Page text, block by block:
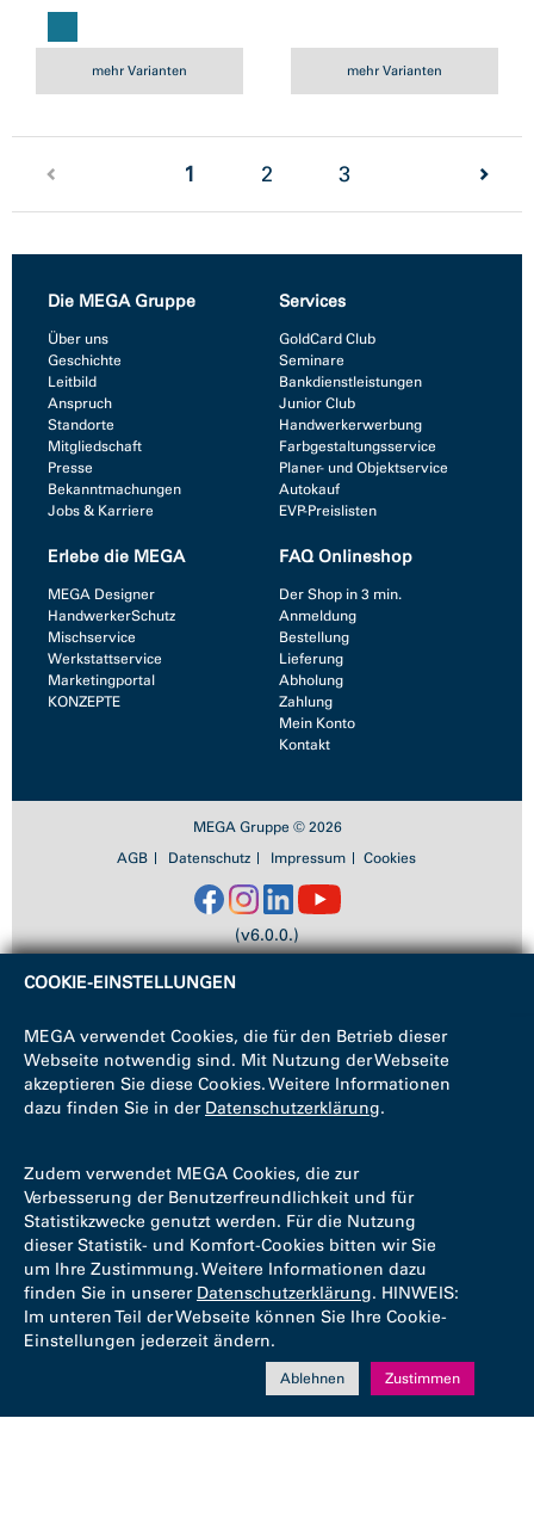
mehr Varianten mehr Varianten
1 (current)
2 3
Die MEGA Gruppe
Über uns
Geschichte
Leitbild
Anspruch
Standorte
Mitgliedschaft
Presse
Bekanntmachungen
Jobs & Karriere
Services
GoldCard Club
Seminare
Bankdienstleistungen
Junior Club
Handwerkerwerbung
Farbgestaltungsservice
Planer- und Objektservice
Autokauf
EVP-Preislisten
Erlebe die MEGA
MEGA Designer
HandwerkerSchutz
Mischservice
Werkstattservice
Marketingportal
KONZEPTE
FAQ Onlineshop
Der Shop in 3 min.
Anmeldung
Bestellung
Lieferung
Abholung
Zahlung
Mein Konto
Kontakt
MEGA Gruppe © 2026
AGB
Datenschutz Impressum Cookies
(v6.0.0.)
COOKIE-EINSTELLUNGEN
MEGA verwendet Cookies, die für den Betrieb dieser
Webseite notwendig sind. Mit Nutzung der Webseite
akzeptieren Sie diese Cookies. Weitere Informationen
dazu finden Sie in der Datenschutzerklärung.
Zudem verwendet MEGA Cookies, die zur
Verbesserung der Benutzerfreundlichkeit und für
Statistikzwecke genutzt werden. Für die Nutzung
dieser Statistik- und Komfort-Cookies bitten wir Sie
um Ihre Zustimmung. Weitere Informationen dazu
finden Sie in unserer Datenschutzerklärung. HINWEIS:
Im unteren Teil der Webseite können Sie Ihre Cookie-
Einstellungen jederzeit ändern.
Zustimmen
Ablehnen